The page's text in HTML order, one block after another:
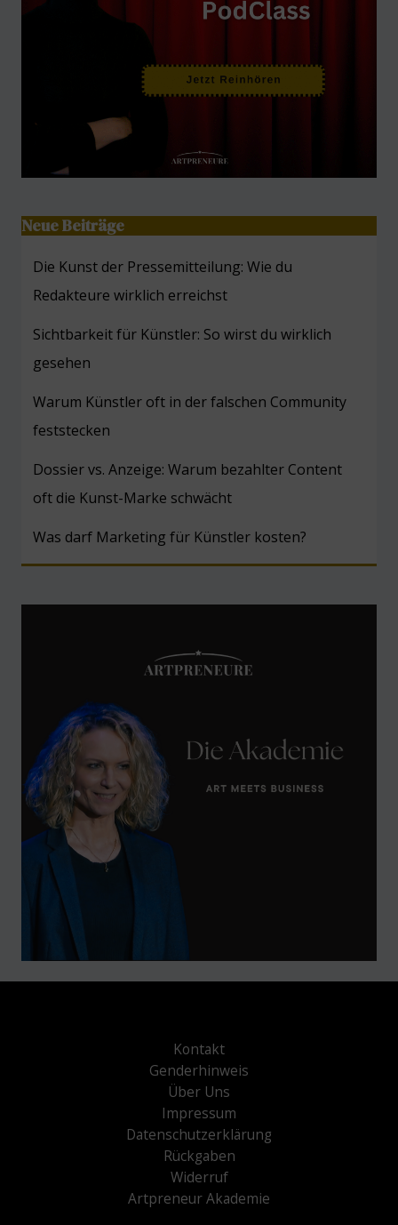
Neue Beiträge
Die Kunst der Pressemitteilung: Wie du
Redakteure wirklich erreichst
Sichtbarkeit für Künstler: So wirst du wirklich
gesehen
Warum Künstler oft in der falschen Community
feststecken
Dossier vs. Anzeige: Warum bezahlter Content
oft die Kunst-Marke schwächt
Was darf Marketing für Künstler kosten?
Kontakt
Genderhinweis
Über Uns
Impressum
Datenschutzerklärung
Rückgaben
Widerruf
Artpreneur Akademie